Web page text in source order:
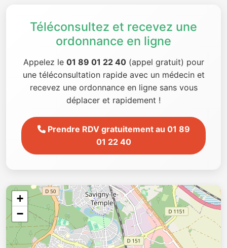
Téléconsultez et recevez une
ordonnance en ligne
Appelez le 01 89 01 22 40(appel gratuit) pour
une téléconsultation rapide avec un médecin et
recevez une ordonnance en ligne sans vous
déplacer et rapidement !
Prendre RDV gratuitement au 01 89
01 22 40
+
−